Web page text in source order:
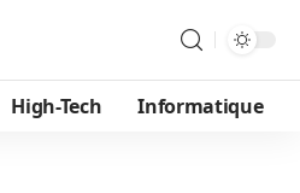
High-Tech Informatique